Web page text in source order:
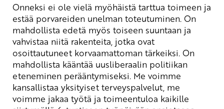
Onneksi ei ole vielä myöhäistä tarttua toimeen ja
estää porvareiden unelman toteutuminen. On
mahdollista edetä myös toiseen suuntaan ja
vahvistaa niitä rakenteita, jotka ovat
osoittautuneet korvaamattoman tärkeiksi. On
mahdollista kääntää uusliberaalin politiikan
eteneminen perääntymiseksi. Me voimme
kansallistaa yksityiset terveyspalvelut, me
voimme jakaa työtä ja toimeentuloa kaikille